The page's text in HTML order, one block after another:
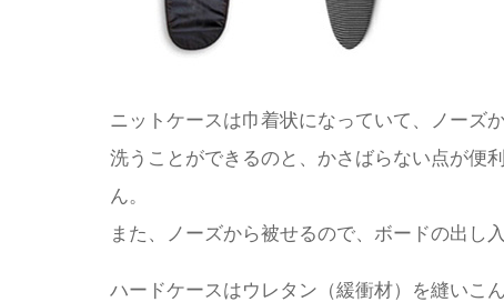
ニットケースは巾着状になっていて、ノーズ
洗うことができるのと、かさばらない点が便
ん。
また、ノーズから被せるので、ボードの出し
ハードケースはウレタン（緩衝材）を縫いこ